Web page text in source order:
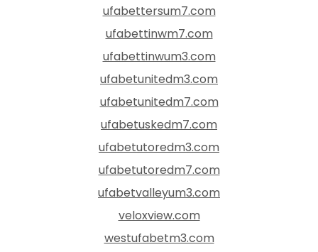
ufabettersum7.com
ufabettinwm7.com
ufabettinwum3.com
ufabetunitedm3.com
ufabetunitedm7.com
ufabetuskedm7.com
ufabetutoredm3.com
ufabetutoredm7.com
ufabetvalleyum3.com
veloxview.com
westufabetm3.com